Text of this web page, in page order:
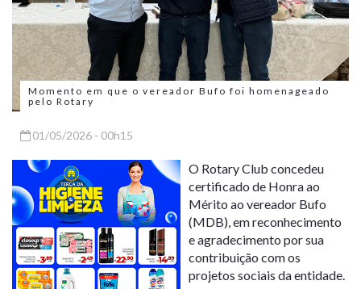
Momento em que o vereador Bufo foi homenageado
pelo Rotary
01/05/2026 - 00h15
O Rotary Club concedeu
certificado de Honra ao
Mérito ao vereador Bufo
(MDB), em reconhecimento
e agradecimento por sua
contribuição com os
projetos sociais da entidade.